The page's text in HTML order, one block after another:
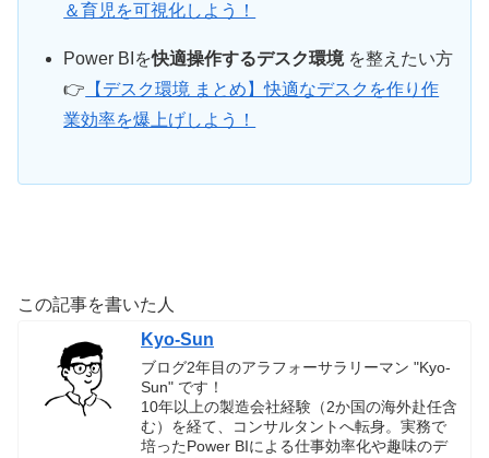
＆育児を可視化しよう！
Power BIを快適操作するデスク環境 を整えたい方
👉 【デスク環境 まとめ】快適なデスクを作り作
業効率を爆上げしよう！
この記事を書いた人
Kyo-Sun
ブログ2年目のアラフォーサラリーマン "Kyo-
Sun" です！
10年以上の製造会社経験（2か国の海外赴任含
む）を経て、コンサルタントへ転身。実務で
培ったPower BIによる仕事効率化や趣味のデ